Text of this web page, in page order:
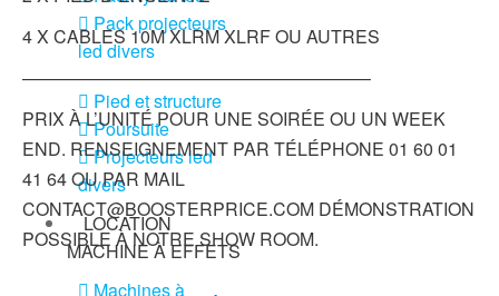
Pack projecteurs
led divers
Pied et structure
Poursuite
Projecteurs led
divers
LOCATION
MACHINE À EFFETS
Machines à
4 X CABLES 10M XLRM XLRF OU AUTRES
———————————————————–
PRIX À L’UNITÉ POUR UNE SOIRÉE OU UN WEEK
END. RENSEIGNEMENT PAR TÉLÉPHONE 01 60 01
41 64 OU PAR MAIL
CONTACT@BOOSTERPRICE.COM DÉMONSTRATION
POSSIBLE À NOTRE SHOW ROOM.